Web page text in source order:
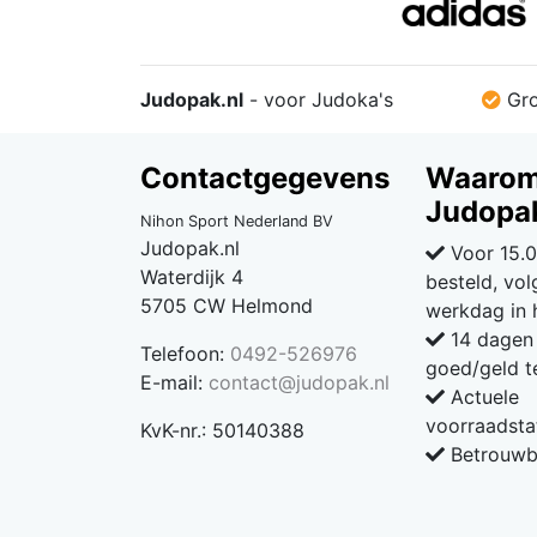
Judopak.nl - voor Judoka's
Contactgegevens
Nihon Sport Nederland BV
Judopak.nl
Waterdijk 4
5705 CW Helmond
Telefoon: 0492-526976
E-mail: contact@judopak.nl
KvK-nr.: 50140388
Voor
besteld,
werkdag in
14
goed/geld
Actuele